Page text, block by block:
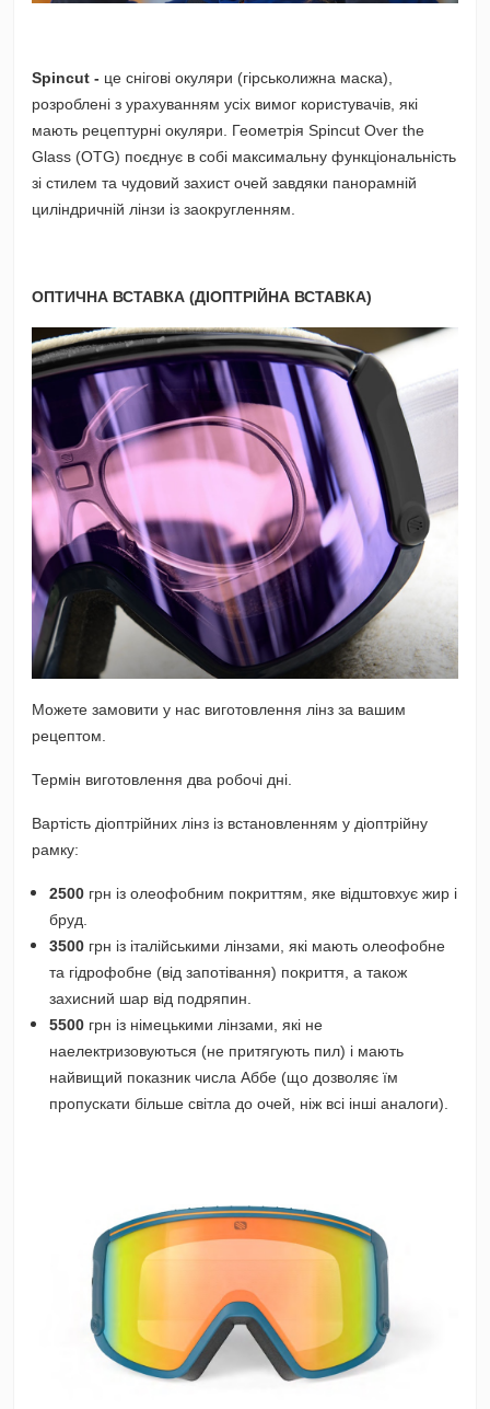
Spincut - це снігові окуляри (гірськолижна маска),
розроблені з урахуванням усіх вимог користувачів, які
мають рецептурні окуляри. Геометрія Spincut Over the
Glass (OTG) поєднує в собі максимальну функціональність
зі стилем та чудовий захист очей завдяки панорамній
циліндричній лінзи із заокругленням.
ОПТИЧНА ВСТАВКА (ДІОПТРІЙНА ВСТАВКА)
Можете замовити у нас виготовлення лінз за вашим
рецептом.
Термін виготовлення два робочі дні.
Вартість діоптрійних лінз із встановленням у діоптрійну
рамку:
2500 грн із олеофобним покриттям, яке відштовхує жир і
бруд.
3500 грн із італійськими лінзами, які мають олеофобне
та гідрофобне (від запотівання) покриття, а також
захисний шар від подряпин.
5500 грн із німецькими лінзами, які не
наелектризовуються (не притягують пил) і мають
найвищий показник числа Аббе (що дозволяє їм
пропускати більше світла до очей, ніж всі інші аналоги).